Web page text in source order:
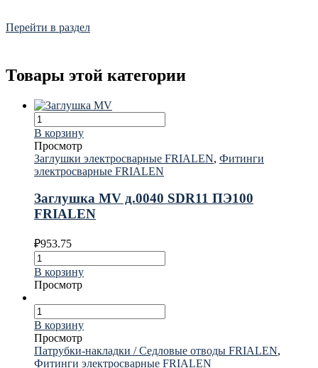
Перейти в раздел
Товары этой категории
В корзину
Просмотр
Заглушки электросварные FRIALEN, Фитинги
электросварные FRIALEN
Заглушка MV д.0040 SDR11 ПЭ100
FRIALEN
₽953.75
В корзину
Просмотр
В корзину
Просмотр
Патрубки-накладки / Седловые отводы FRIALEN,
Фитинги электросварные FRIALEN